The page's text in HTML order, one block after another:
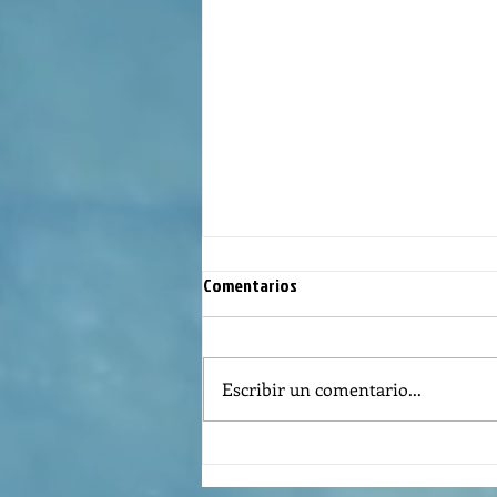
Comentarios
Escribir un comentario...